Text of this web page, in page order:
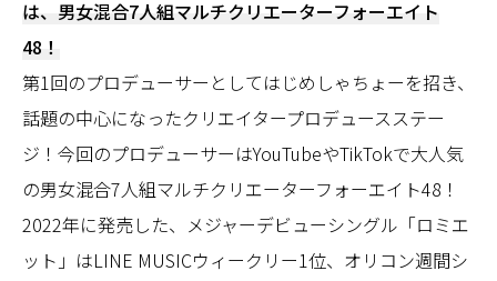
は、男女混合7人組マルチクリエーターフォーエイト
48！
第1回のプロデューサーとしてはじめしゃちょーを招き、
話題の中心になったクリエイタープロデュースステー
ジ！今回のプロデューサーはYouTubeやTikTokで大人気
の男女混合7人組マルチクリエーターフォーエイト48！
2022年に発売した、メジャーデビューシングル「ロミエ
ット」はLINE MUSICウィークリー1位、オリコン週間シ